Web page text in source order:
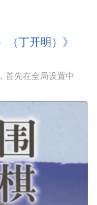
（丁开明）》
首先在全局设置中